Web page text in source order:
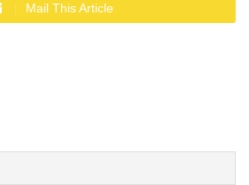
Mail This Article